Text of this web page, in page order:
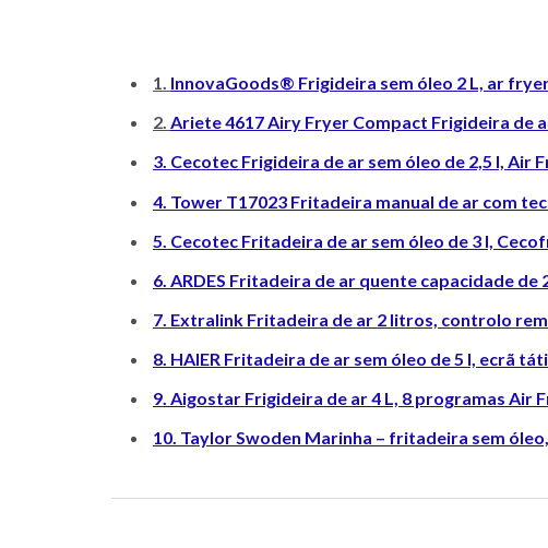
1. InnovaGoods® Frigideira sem óleo 2 L, ar
2. Ariete 4617 Airy Fryer Compact Frigideira de
3. Cecotec Frigideira de ar sem óleo de 2,5 l, Air
4. Tower T17023 Fritadeira manual de ar com
5. Cecotec Fritadeira de ar sem óleo de 3 l,
6. ARDES Fritadeira de ar quente capacidade
7. Extralink Fritadeira de ar 2 litros, controlo
8. HAIER Fritadeira de ar sem óleo de 5 l, ecrã
9. Aigostar Frigideira de ar 4 L, 8 programas Air
10. Taylor Swoden Marinha – fritadeira sem